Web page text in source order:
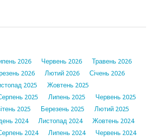
2026 Червень 2026
Травень 2026
2026 Лютий 2026
Січень 2026
2025
Жовтень 2025
2025 Липень 2025
Червень 2025
2025 Березень 2025
Лютий 2025
2024 Листопад 2024
Жовтень 2024
2024 Липень 2024
Червень 2024